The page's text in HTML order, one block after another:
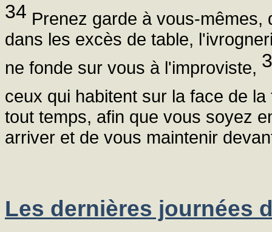
34 Prenez garde à vous-
dans les excès de table,
ne fonde sur vous à l'improviste,
ceux qui habitent sur la face de
tout temps, afin que vous soyez
arriver et de vous maintenir
Les dernières journées